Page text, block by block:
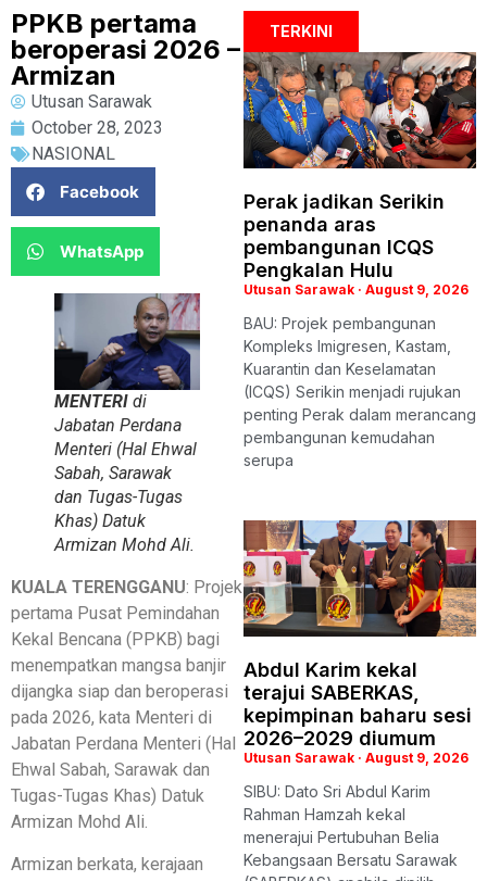
PPKB pertama
beroperasi 2026 –
Armizan
Utusan Sarawak
October 28, 2023
NASIONAL
Facebook
WhatsApp
MENTERI di
Jabatan Perdana
Menteri (Hal Ehwal
Sabah, Sarawak
dan Tugas-Tugas
Khas) Datuk
Armizan Mohd Ali.
KUALA TERENGGANU: Projek
pertama Pusat Pemindahan
Kekal Bencana (PPKB) bagi
menempatkan mangsa banjir
dijangka siap dan beroperasi
pada 2026, kata Menteri di
Jabatan Perdana Menteri (Hal
Ehwal Sabah, Sarawak dan
Tugas-Tugas Khas) Datuk
Armizan Mohd Ali.
Armizan berkata, kerajaan
TERKINI
Perak jadikan Serikin
penanda aras
pembangunan ICQS
Pengkalan Hulu
Utusan Sarawak August 9, 2026
BAU: Projek pembangunan
Kompleks Imigresen, Kastam,
Kuarantin dan Keselamatan
(ICQS) Serikin menjadi rujukan
penting Perak dalam merancang
pembangunan kemudahan
serupa
Abdul Karim kekal
terajui SABERKAS,
kepimpinan baharu sesi
2026–2029 diumum
Utusan Sarawak August 9, 2026
SIBU: Dato Sri Abdul Karim
Rahman Hamzah kekal
menerajui Pertubuhan Belia
Kebangsaan Bersatu Sarawak